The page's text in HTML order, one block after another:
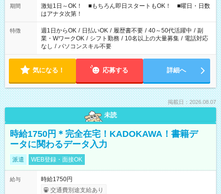
期間
激短1日～OK！ ■もちろん即日スタートもOK！ ■曜日・日数
はアナタ次第！
特徴 週1日からOK / 日払いOK / 履歴書不要 / 40～50代活躍中 / 副
業・WワークOK / シフト勤務 / 10名以上の大量募集 / 電話対応
なし / パソコンスキル不要
気になる！ 応募する 詳細へ
掲載日：2026.08.07
未読
時給1750円＊完全在宅！KADOKAWA！書籍デ
ータに関わるデータ入力
派遣 WEB登録・面接OK
給与
時給1750円
交通費別途支給あり